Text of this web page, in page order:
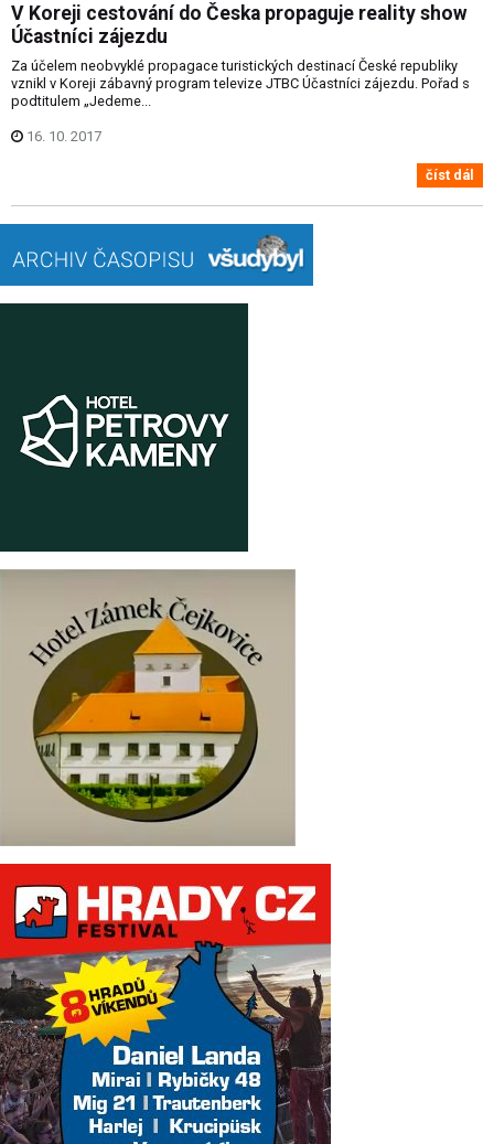
V Koreji cestování do Česka propaguje reality show
Účastníci zájezdu
Za účelem neobvyklé propagace turistických destinací České republiky
vznikl v Koreji zábavný program televize JTBC Účastníci zájezdu. Pořad s
podtitulem „Jedeme...
16. 10. 2017
číst dál